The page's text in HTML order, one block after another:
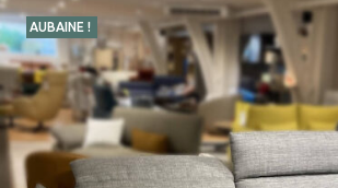
AUBAINE !